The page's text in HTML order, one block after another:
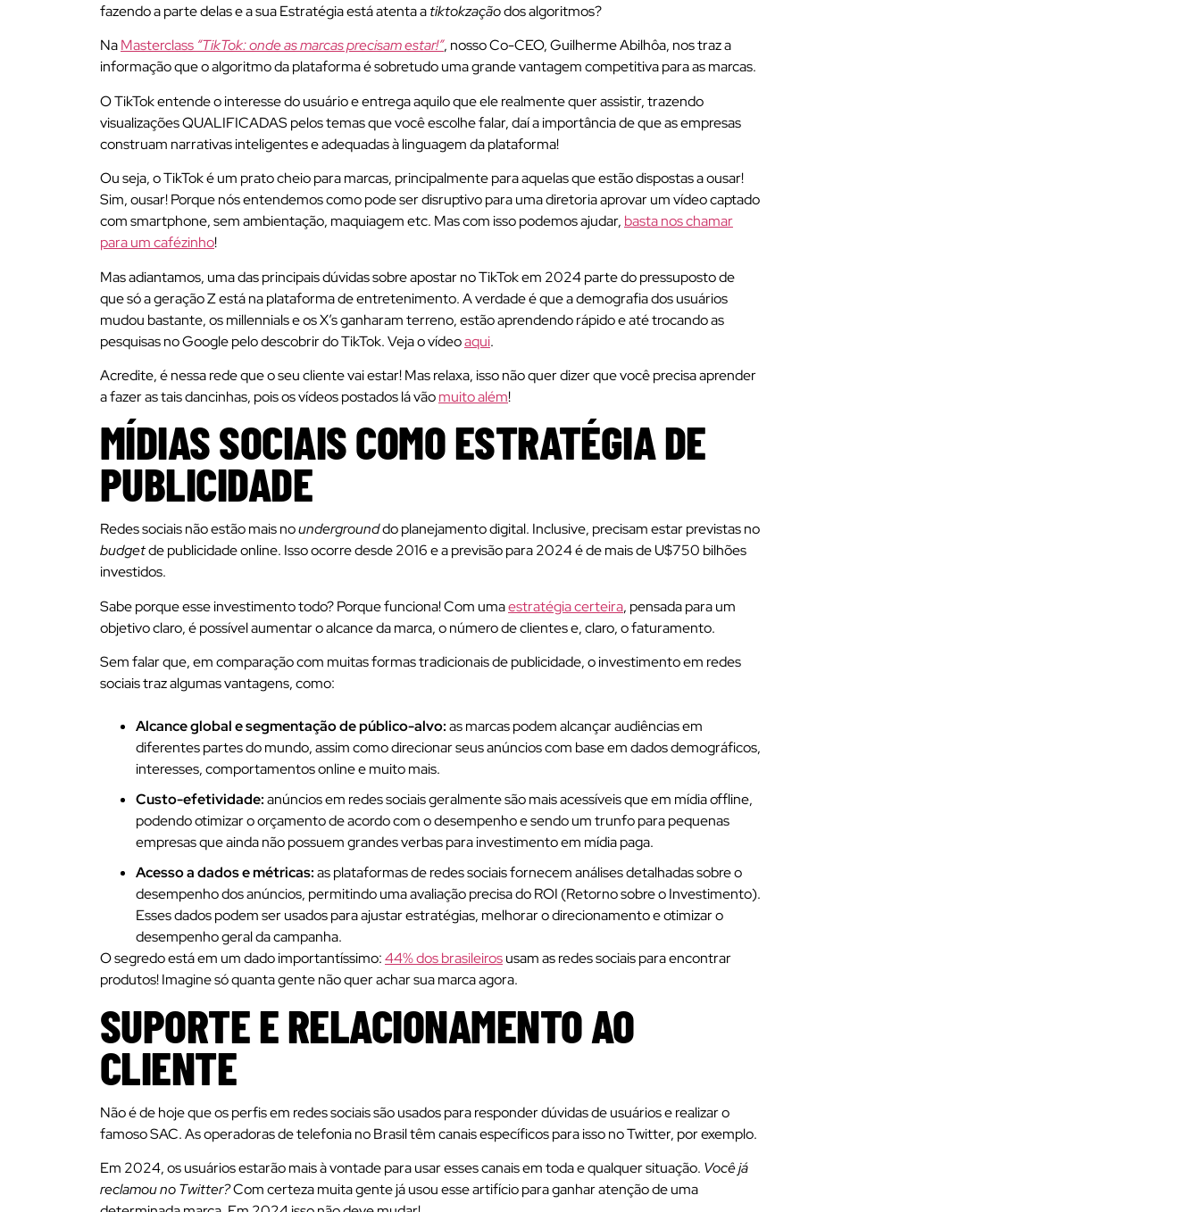
fazendo a parte delas e a sua Estratégia está atenta atiktokzaçãodos algoritmos?
NaMasterclass “TikTok: onde as marcas precisam estar!”, nosso Co-CEO, Guilherme Abilhôa, nos traz a
informação que o algoritmo da plataforma é sobretudo uma grande vantagem competitiva para as marcas.
O TikTok entende o interesse do usuário e entrega aquilo que ele realmente quer assistir, trazendo
visualizações QUALIFICADAS pelos temas que você escolhe falar, daí a importância de que as empresas
construam narrativas inteligentes e adequadas à linguagem da plataforma!
Ou seja, o TikTok é um prato cheio para marcas, principalmente para aquelas que estão dispostas a ousar!
Sim, ousar! Porque nós entendemos como pode ser disruptivo para uma diretoria aprovar um vídeo captado
com smartphone, sem ambientação, maquiagem etc. Mas com isso podemos ajudar, basta nos chamar
para um cafézinho!
Mas adiantamos, uma das principais dúvidas sobre apostar no TikTok em 2024 parte do pressuposto de
que só a geração Z está na plataforma de entretenimento. A verdade é que a demografia dos usuários
mudou bastante, os millennials e os X’s ganharam terreno, estão aprendendo rápido e até trocando as
pesquisas no Google pelo descobrir do TikTok. Veja o vídeoaqui.
Acredite, é nessa rede que o seu cliente vai estar! Mas relaxa, isso não quer dizer que você precisa aprender
a fazer as tais dancinhas, pois os vídeos postados lá vãomuito além!
MÍDIAS SOCIAIS COMO ESTRATÉGIA DE
PUBLICIDADE
Redes sociais não estão mais noundergrounddo planejamento digital. Inclusive, precisam estar previstas no
budgetde publicidade online. Isso ocorre desde 2016 e a previsão para 2024 é de mais de U$750 bilhões
investidos.
Sabe porque esse investimento todo? Porque funciona! Com umaestratégia certeira, pensada para um
objetivo claro, é possível aumentar o alcance da marca, o número de clientes e, claro, o faturamento.
Sem falar que, em comparação com muitas formas tradicionais de publicidade, o investimento em redes
sociais traz algumas vantagens, como:
Alcance global e segmentação de público-alvo:as marcas podem alcançar audiências em
diferentes partes do mundo, assim como direcionar seus anúncios com base em dados demográficos,
interesses, comportamentos online e muito mais.
Custo-efetividade:anúncios em redes sociais geralmente são mais acessíveis que em mídia offline,
podendo otimizar o orçamento de acordo com o desempenho e sendo um trunfo para pequenas
empresas que ainda não possuem grandes verbas para investimento em mídia paga.
Acesso a dados e métricas:as plataformas de redes sociais fornecem análises detalhadas sobre o
desempenho dos anúncios, permitindo uma avaliação precisa do ROI (Retorno sobre o Investimento).
Esses dados podem ser usados para ajustar estratégias, melhorar o direcionamento e otimizar o
desempenho geral da campanha.
O segredo está em um dado importantíssimo:44% dos brasileirosusam as redes sociais para encontrar
produtos! Imagine só quanta gente não quer achar sua marca agora.
SUPORTE E RELACIONAMENTO AO
CLIENTE
Não é de hoje que os perfis em redes sociais são usados para responder dúvidas de usuários e realizar o
famoso SAC. As operadoras de telefonia no Brasil têm canais específicos para isso no Twitter, por exemplo.
Em 2024, os usuários estarão mais à vontade para usar esses canais em toda e qualquer situação. Você já
reclamou no Twitter?Com certeza muita gente já usou esse artifício para ganhar atenção de uma